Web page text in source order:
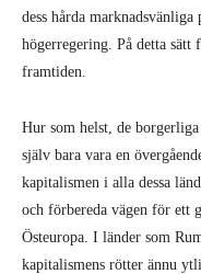
dess hårda
högerregering. På detta sätt
framtiden.
Hur som helst, de
själv bara vara en
kapitalismen i alla dessa
och förbereda vägen för ett
Östeuropa. I länder som
kapitalismens rötter ännu